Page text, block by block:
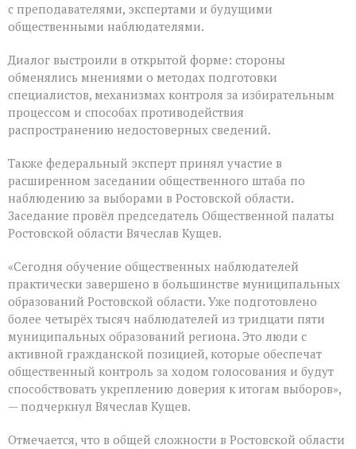
с преподавателями, экспертами и будущими
общественными наблюдателями.
Диалог выстроили в открытой форме: стороны
обменялись мнениями о методах подготовки
специалистов, механизмах контроля за избирательным
процессом и способах противодействия
распространению недостоверных сведений.
Также федеральный эксперт принял участие в
расширенном заседании общественного штаба по
наблюдению за выборами в Ростовской области.
Заседание провёл председатель Общественной палаты
Ростовской области Вячеслав Кущев.
«Сегодня обучение общественных наблюдателей
практически завершено в большинстве муниципальных
образований Ростовской области. Уже подготовлено
более четырёх тысяч наблюдателей из тридцати пяти
муниципальных образований региона. Это люди с
активной гражданской позицией, которые обеспечат
общественный контроль за ходом голосования и будут
способствовать укреплению доверия к итогам выборов»,
— подчеркнул Вячеслав Кущев.
Отмечается, что в общей сложности в Ростовской области